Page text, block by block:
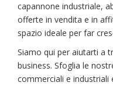
capannone industriale,
offerte in vendita e in
spazio ideale per far
Siamo qui per aiutarti a
business. Sfoglia le
commerciali e industriali